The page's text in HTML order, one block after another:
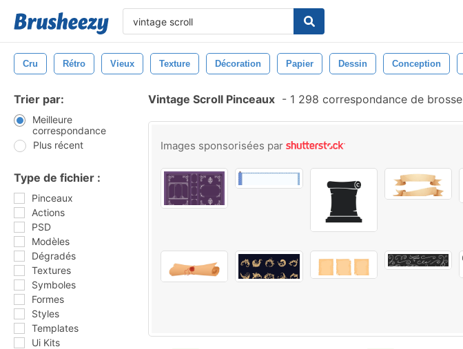
Cru Rétro Vieux Texture Décoration Papier Dessin Conception
Trier par:
Meilleure
correspondance
Plus récent
Type de fichier :
Pinceaux
Actions
PSD
Modèles
Dégradés
Textures
Symboles
Formes
Styles
Templates
Ui Kits
Vintage Scroll Pinceaux - 1 298 correspondance de brosse
Images sponsorisées par